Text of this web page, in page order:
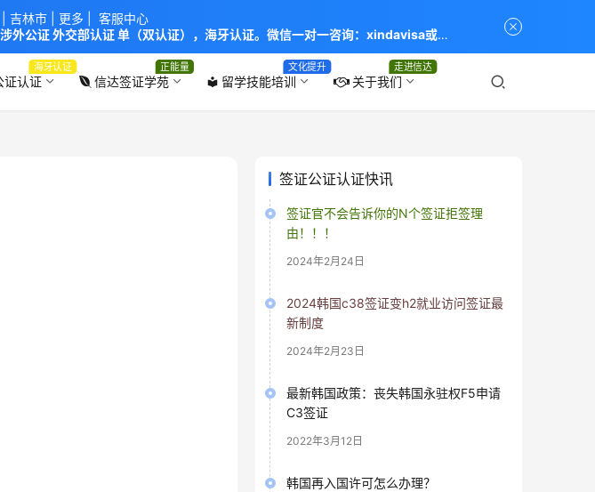
证认证
海牙认证
信达签证学苑
正能量
local_library 留学技能培训
文化提升
关于我们
走进信达
签证公证认证快讯
签证官不会告诉你的N个签证拒签理
由！！！
2024年2月24日
2024韩国c38签证变h2就业访问签证最
新制度
2024年2月23日
最新韩国政策：丧失韩国永驻权F5申请
C3签证
2022年3月12日
韩国再入国许可怎么办理？
吉林市 | 更多 | 客服中心
外公证 外交部认证 单（双认证），海牙认证。微信一对一咨询：xindavisa或
公司/中青国际旅行社有限公司.专业：留学签证 商务签证 探亲签证 旅游签证 涉外公证